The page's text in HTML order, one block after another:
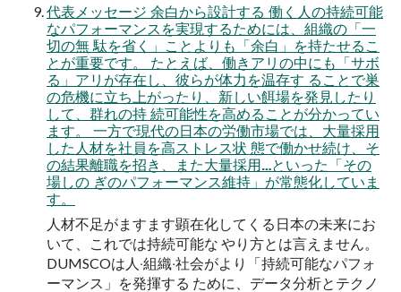
代表メッセージ 余⽩から設計する 働く⼈の持続可能
なパフォーマンスを実現するためには、組織の「⼀
切の無 駄を省く」ことよりも「余⽩」を持たせるこ
とが重要です。 たとえば、働きアリの中にも「サボ
る」アリが存在し、彼らが体⼒を温存す ることで巣
の危機に⽴ち上がったり、新しい餌場を発⾒したり
して、群れの持 続可能性を⾼めることが分かってい
ます。 ⼀⽅で現代の⽇本の労働市場では、⼤量採⽤
した⼈材を社員を⾼ストレス状 態で働かせ続け、そ
の結果離職を招き、また⼤量採⽤…といった「その
場しの ぎのパフォーマンス維持」が常態化していま
す。
⼈材不⾜がますます顕在化してくる⽇本の未来にお
いて、これでは持続可能な やり⽅とは⾔えません。
DUMSCOは⼈‧組織‧社会がより「持続可能なパフォ
ーマンス」を発揮する ために、データ分析とテクノ